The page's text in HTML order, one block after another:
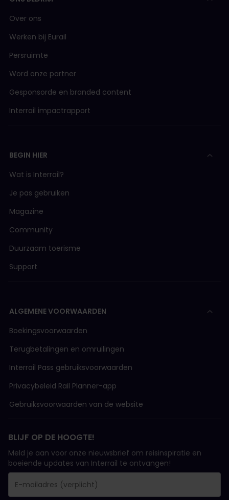
Over ons
Werken bij Eurail
Persruimte
Word onze partner
Gesponsorde en branded content
Interrail impactrapport
BEGIN HIER
Wat is Interrail?
Je pas gebruiken
Magazine
Community
Duurzaam toerisme
Support
ALGEMENE VOORWAARDEN
Boekingsvoorwaarden
Terugbetalingen en omruilingen
Interrail Pass gebruiksvoorwaarden
Privacybeleid Rail Planner-app
Gebruiksvoorwaarden van de website
BLIJF OP DE HOOGTE!
Meld je aan voor onze nieuwsbrief om reisinspiratie en
boeiende updates van Interrail te ontvangen!